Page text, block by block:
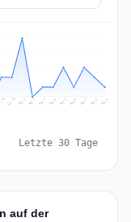
30 Jul 31 Aug 1 Aug 2 Aug 3 Aug 4 Aug 5 Aug 6 Aug 7 Aug 8 Aug 9
Letzte 30 Tage
auf der